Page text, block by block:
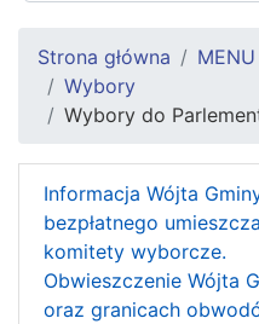
Strona główna
Wybory
Wybory do
Informacja Wójta
bezpłatnego
komitety wyborcze.
Obwieszczenie Wójta
oraz granicach